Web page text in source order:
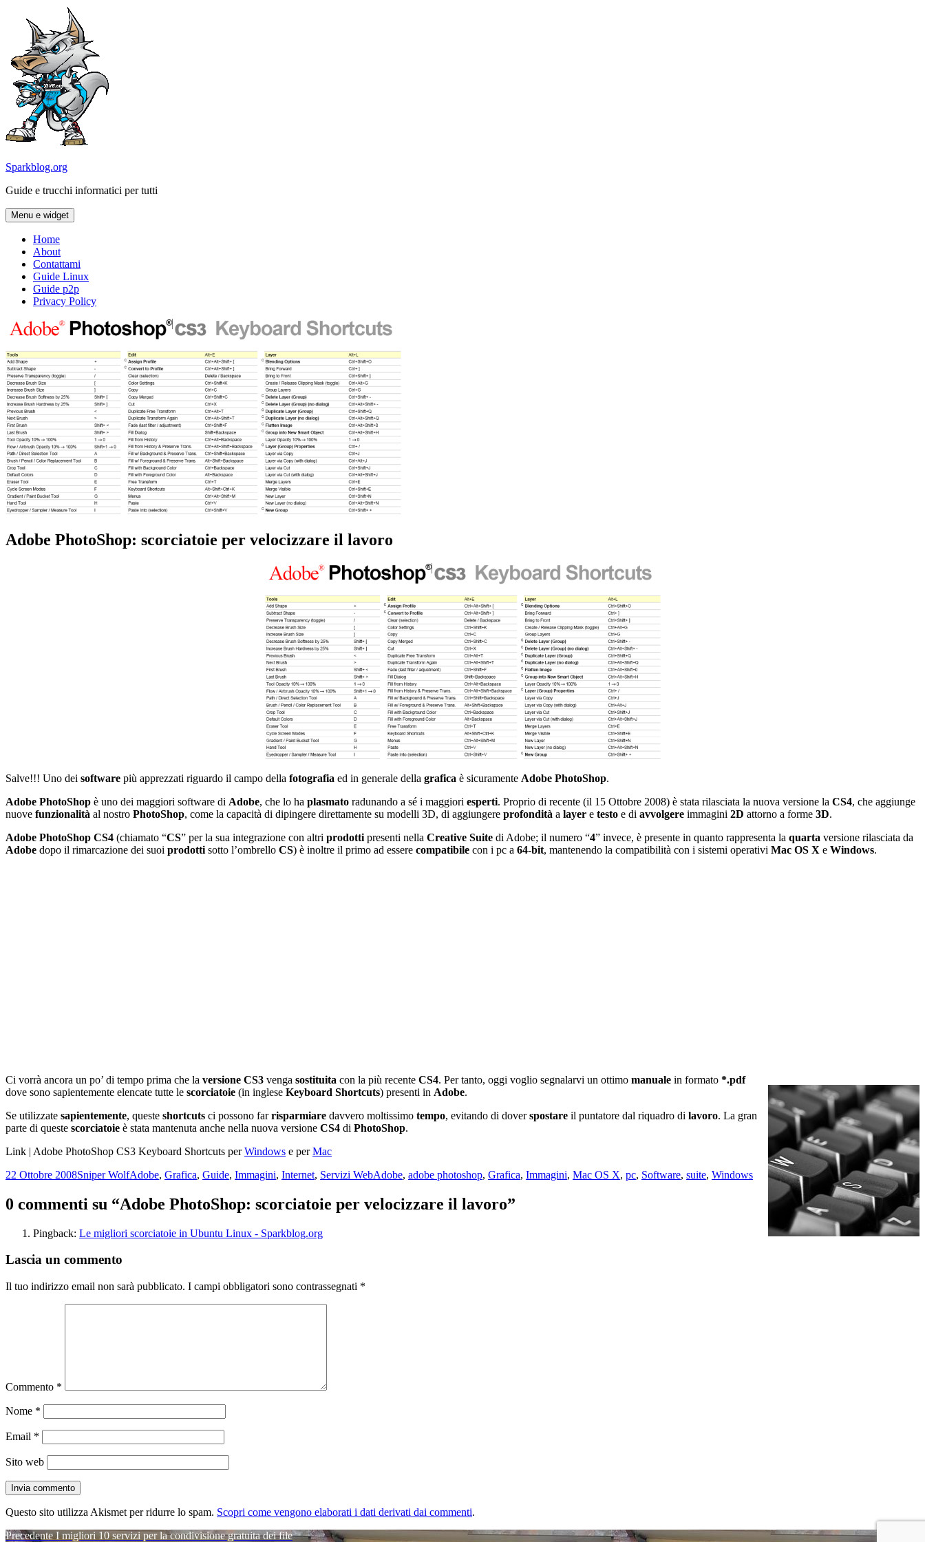
contenuto
Sparkblog.org
Guide e trucchi informatici per tutti
Menu e widget
Home
About
Contattami
Guide Linux
Guide p2p
Privacy Policy
Adobe PhotoShop: scorciatoie per velocizzare il lavoro
Salve!!! Uno dei software più apprezzati riguardo il campo della fotografia ed in generale della grafica è sicuramente Adobe PhotoShop.
Adobe PhotoShop è uno dei maggiori software di Adobe, che lo ha plasmato radunando a sé i maggiori esperti. Proprio di recente (il 15 Ottobre 2008) è stata rilasciata la nuova versione la CS4, che aggiunge
nuove funzionalità al nostro PhotoShop, come la capacità di dipingere direttamente su modelli 3D, di aggiungere profondità a layer e testo e di avvolgere immagini 2D attorno a forme 3D.
Adobe PhotoShop CS4 (chiamato “CS” per la sua integrazione con altri prodotti presenti nella Creative Suite di Adobe; il numero “4” invece, è presente in quanto rappresenta la quarta versione rilasciata da
Adobe dopo il rimarcazione dei suoi prodotti sotto l’ombrello CS) è inoltre il primo ad essere compatibile con i pc a 64-bit, mantenendo la compatibilità con i sistemi operativi Mac OS X e Windows.
Ci vorrà ancora un po’ di tempo prima che la versione CS3 venga sostituita con la più recente CS4. Per tanto, oggi voglio segnalarvi un ottimo manuale in formato *.pdf
dove sono sapientemente elencate tutte le scorciatoie (in inglese Keyboard Shortcuts) presenti in Adobe.
Se utilizzate sapientemente, queste shortcuts ci possono farrisparmiare davvero moltissimo tempo, evitando di doverspostare il puntatore dal riquadro di lavoro. La gran
parte di queste scorciatoie è stata mantenuta anche nella nuova versione CS4 di PhotoShop.
Link | Adobe PhotoShop CS3 Keyboard Shortcuts perWindows e perMac
Scritto
22 Ottobre 2008Autore
Sniper WolfCategorie
Adobe, Grafica, Guide, Immagini, Internet, Servizi WebTag
Adobe, adobe photoshop, Grafica, Immagini, Mac OS X, pc, Software, suite, Windows
0 commenti su “Adobe PhotoShop: scorciatoie per velocizzare il lavoro”
Pingback: Le migliori scorciatoie in Ubuntu Linux - Sparkblog.org
Lascia un commento
Il tuo indirizzo email non sarà pubblicato. I campi obbligatori sono contrassegnati *
Commento *
Nome *
Email *
Sito web
Questo sito utilizza Akismet per ridurre lo spam. Scopri come vengono elaborati i dati derivati dai commenti.
Navigazione
Precedente Articolo
I migliori 10 servizi per la condivisione gratuita dei file